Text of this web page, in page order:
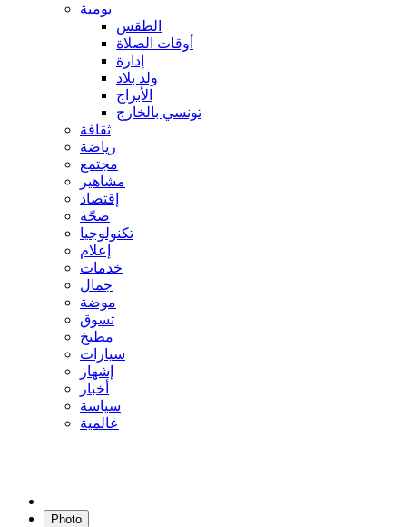
يومية
الطقس
أوقات الصلاة
إدارة
ولد بلاد
الأبراج
تونسي بالخارج
ثقافة
رياضة
مجتمع
مشاهير
إقتصاد
صحّة
تكنولوجيا
إعلام
خدمات
جمال
موضة
تسوق
مطبخ
سيارات
إشهار
أخبار
سياسة
عالمية
Photo